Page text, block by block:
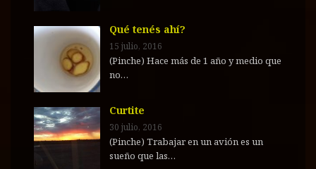
Qué tenés ahí?
15 julio, 2016
(Pinche) Hace más de 1 año y medio que
no…
Curtite
30 julio, 2016
(Pinche) Trabajar en un avión es un
sueño que las…